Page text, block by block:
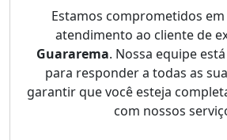
Estamos comprometidos
atendimento ao cliente de
Guararema. Nossa equipe
para responder a todas as
garantir que você esteja
com nossos